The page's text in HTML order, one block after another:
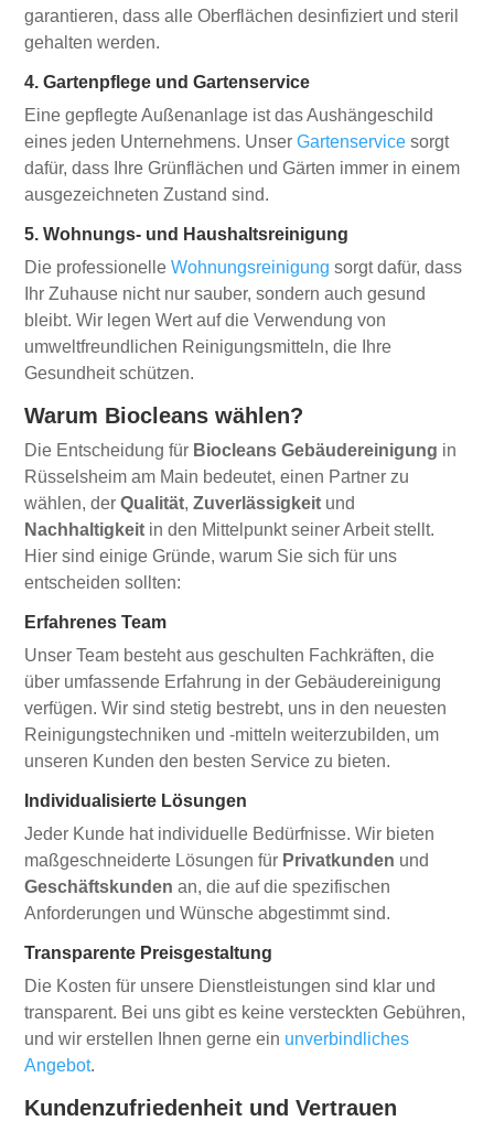
garantieren, dass alle Oberflächen desinfiziert und steril
gehalten werden.
4. Gartenpflege und Gartenservice
Eine gepflegte Außenanlage ist das Aushängeschild
eines jeden Unternehmens. UnserGartenservice sorgt
dafür, dass Ihre Grünflächen und Gärten immer in einem
ausgezeichneten Zustand sind.
5. Wohnungs- und Haushaltsreinigung
Die professionelleWohnungsreinigung sorgt dafür, dass
Ihr Zuhause nicht nur sauber, sondern auch gesund
bleibt. Wir legen Wert auf die Verwendung von
umweltfreundlichen Reinigungsmitteln, die Ihre
Gesundheit schützen.
Warum Biocleans wählen?
Die Entscheidung für Biocleans Gebäudereinigung in
Rüsselsheim am Main bedeutet, einen Partner zu
wählen, derQualität,Zuverlässigkeit und
Nachhaltigkeit in den Mittelpunkt seiner Arbeit stellt.
Hier sind einige Gründe, warum Sie sich für uns
entscheiden sollten:
Erfahrenes Team
Unser Team besteht aus geschulten Fachkräften, die
über umfassende Erfahrung in der Gebäudereinigung
verfügen. Wir sind stetig bestrebt, uns in den neuesten
Reinigungstechniken und -mitteln weiterzubilden, um
unseren Kunden den besten Service zu bieten.
Individualisierte Lösungen
Jeder Kunde hat individuelle Bedürfnisse. Wir bieten
maßgeschneiderte Lösungen für Privatkunden und
Geschäftskunden an, die auf die spezifischen
Anforderungen und Wünsche abgestimmt sind.
Transparente Preisgestaltung
Die Kosten für unsere Dienstleistungen sind klar und
transparent. Bei uns gibt es keine versteckten Gebühren,
und wir erstellen Ihnen gerne ein unverbindliches
Angebot.
Kundenzufriedenheit und Vertrauen